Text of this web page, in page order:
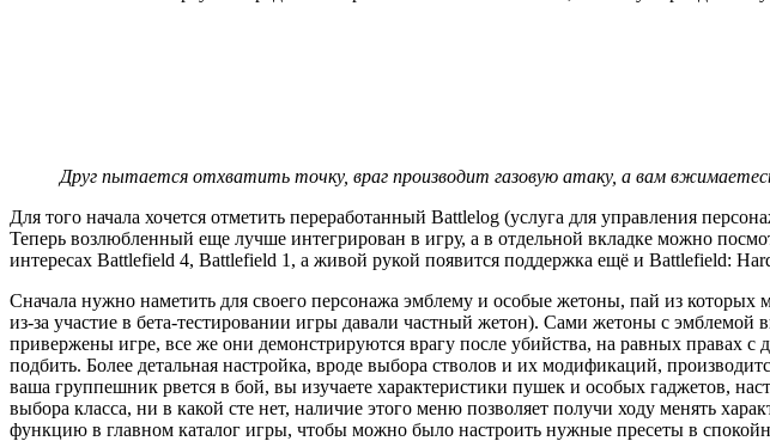
Друг пытается отхватить точку, враг производит газовую атаку, а вам
Для того начала хочется отметить переработанный Battlelog (услуга для управления
Теперь возлюбленный еще лучше интегрирован в игру, а в отдельной вкладке можно
интересах Battlefield 4, Battlefield 1, а живой рукой появится поддержка ещё и Battlefield:
Сначала нужно наметить для своего персонажа эмблему и особые жетоны, пай из которых
из-за участие в бета-тестировании игры давали частный жетон). Сами жетоны с
привержены игре, все же они демонстрируются врагу после убийства, на равных правах с
подбить. Более детальная настройка, вроде выбора стволов и их модификаций,
ваша группешник рвется в бой, вы изучаете характеристики пушек и особых гаджетов,
выбора класса, ни в какой сте нет, наличие этого меню позволяет получи ходу менять
функцию в главном каталог игры, чтобы можно было настроить нужные пресеты в